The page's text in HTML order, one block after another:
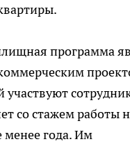
программа
со стажем работы
менее года. Им